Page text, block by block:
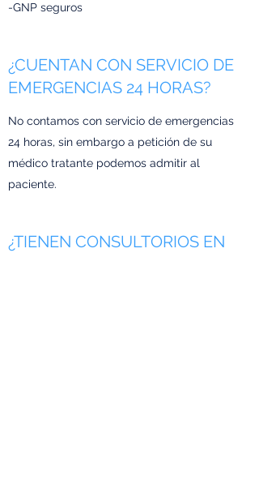
-GNP seguros
¿CUENTAN CON SERVICIO DE
EMERGENCIAS 24 HORAS?
No contamos con servicio de emergencias
24 horas, sin embargo a petición de su
médico tratante podemos admitir al
paciente.
¿TIENEN CONSULTORIOS EN